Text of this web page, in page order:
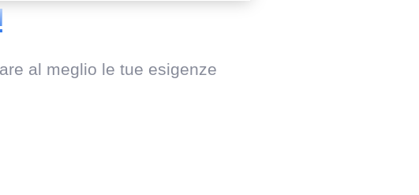
al meglio le tue esigenze